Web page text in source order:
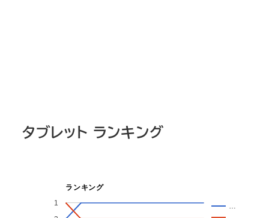
タブレット ランキング
ランキング
…
1